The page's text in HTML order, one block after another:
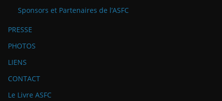
Sponsors et Partenaires de l’ASFC
PRESSE
PHOTOS
LIENS
CONTACT
Le Livre ASFC